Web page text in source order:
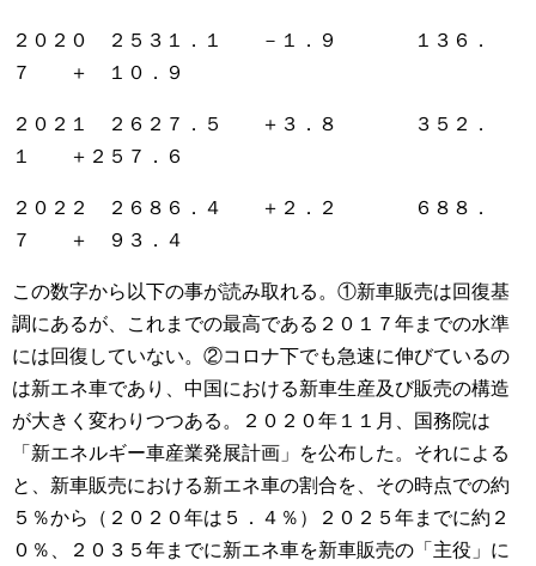
２０２０ ２５３１．１ －１．９ １３６．
７ ＋ １０．９
２０２１ ２６２７．５ ＋３．８ ３５２．
１ ＋２５７．６
２０２２ ２６８６．４ ＋２．２ ６８８．
７ ＋ ９３．４
この数字から以下の事が読み取れる。①新車販売は回復基
調にあるが、これまでの最高である２０１７年までの水準
には回復していない。②コロナ下でも急速に伸びているの
は新エネ車であり、中国における新車生産及び販売の構造
が大きく変わりつつある。２０２０年１１月、国務院は
「新エネルギー車産業発展計画」を公布した。それによる
と、新車販売における新エネ車の割合を、その時点での約
５％から（２０２０年は５．４％）２０２５年までに約２
０％、２０３５年までに新エネ車を新車販売の「主役」に